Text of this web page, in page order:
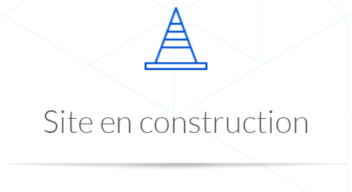
Site en construction